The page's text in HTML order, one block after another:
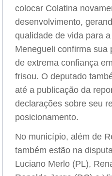
colocar Colatina
desenvolvimento,
qualidade de vida para
Menegueli confirma sua
de extrema confiança
frisou. O deputado
até a publicação da
declarações sobre seu
posicionamento.
No município, além de
também estão na
Luciano Merlo (PL),